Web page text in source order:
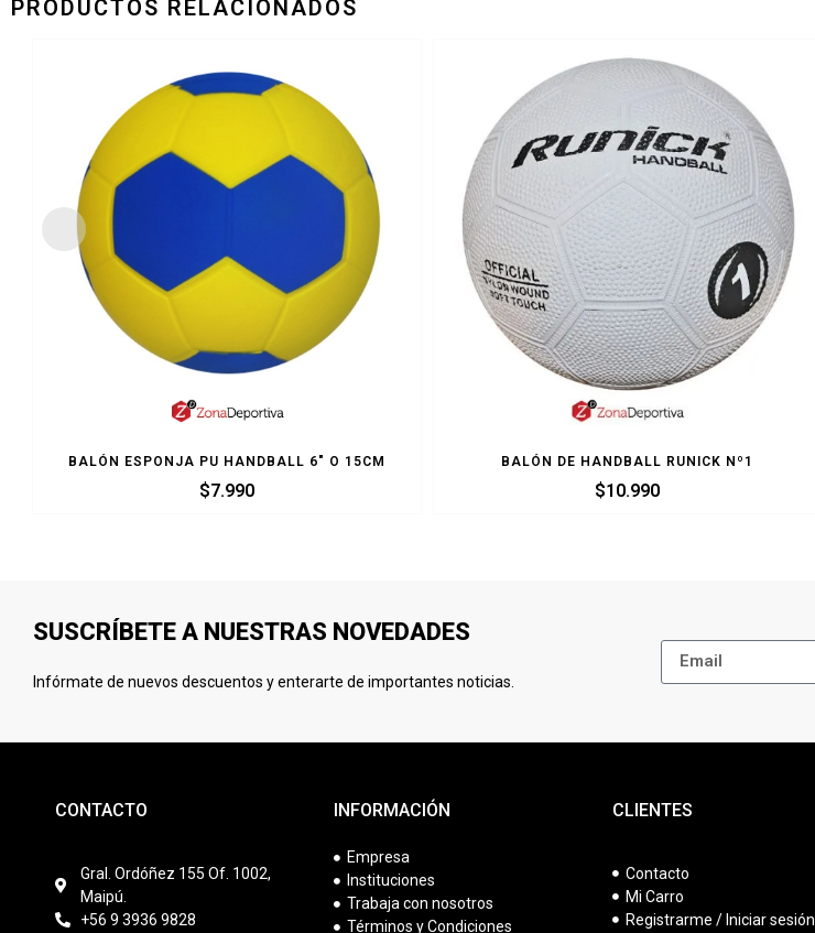
PRODUCTOS RELACIONADOS
BALÓN ESPONJA PU HANDBALL 6″ O 15CM
$7.990
BALÓN DE HANDBALL RUNICK Nº1
$10.990
SUSCRÍBETE A NUESTRAS NOVEDADES
Infórmate de nuevos descuentos y enterarte de importantes noticias.
CONTACTO
Gral. Ordóñez 155 Of. 1002,
Maipú.
+56 9 3936 9828
INFORMACIÓN
Empresa
Instituciones
Trabaja con nosotros
Términos y Condiciones
CLIENTES
Contacto
Mi Carro
Registrarme / Iniciar sesión